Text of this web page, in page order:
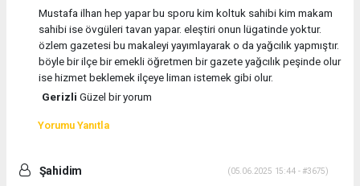
Mustafa ilhan hep yapar bu sporu kim koltuk sahibi kim makam
sahibi ise övgüleri tavan yapar. eleştiri onun lügatinde yoktur.
özlem gazetesi bu makaleyi yayımlayarak o da yağcılık yapmıştır.
böyle bir ilçe bir emekli öğretmen bir gazete yağcılık peşinde olur
ise hizmet beklemek ilçeye liman istemek gibi olur.
Gerizli Güzel bir yorum
Yorumu Yanıtla
Şahidim (05.06.2025 15:44 - #3675)